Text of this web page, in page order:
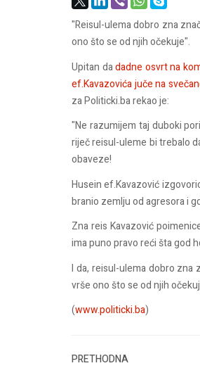
"Reisul-ulema dobro zna
ono što se od njih očekuje".
Upitan dadadne osvrt na
ef.Kavazovića juče na
za Politicki.ba rekao je:
"Ne razumijem taj duboki
riječ reisul-uleme bi trebalo
obaveze!
Husein ef.Kavazović
branio zemlju od agresora i
Zna reis Kavazović
ima puno pravo reći šta god
I da, reisul-ulema dobro zna
vrše ono što se od njih
(www.politicki.ba)
PRETHODNA